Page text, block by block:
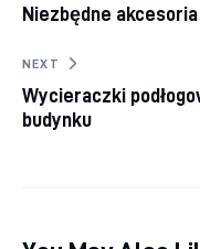
Niezbędne
NEXT
Wycieraczki
budynku